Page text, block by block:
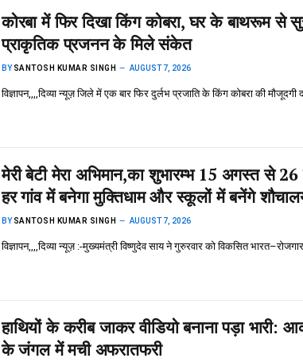
कोरबा में फिर दिखा किंग कोबरा, घर के बाथरूम से
प्राकृतिक प्रजनन के मिले संकेत
BY SANTOSH KUMAR SINGH AUGUST 7, 2026
विज्ञापन,,,,दिव्या न्यूज़ जिले में एक बार फिर दुर्लभ प्रजाति के किंग कोबरा की मौजूदगी
मेरी बेटी मेरा अभिमान,का शुभारम्भ 15 अगस्त से
हर गांव में बनेगा मुक्तिधाम और स्कूलों में बनेंगे
BY SANTOSH KUMAR SINGH AUGUST 7, 2026
विज्ञापन,,,,दिव्या न्यूज़ :-मुख्यमंत्री विष्णुदेव साय ने गुरुरवार को विकसित
हाथियों के करीब जाकर वीडियो बनाना पड़ा भारी:
के जंगल में मची अफरातफरी